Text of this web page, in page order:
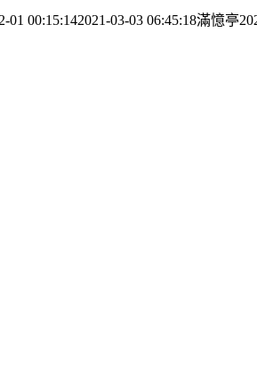
01 00:15:142021-03-03 06:45:18滿憶亭